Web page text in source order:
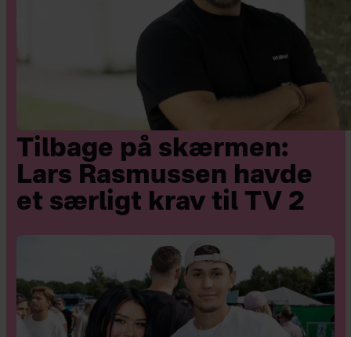
Tilbage på skærmen:
Lars Rasmussen havde
et særligt krav til TV 2